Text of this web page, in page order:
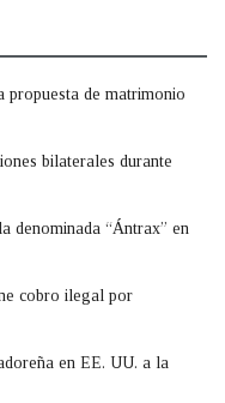
de matrimonio
bilaterales durante
denominada “Ántrax” en
cobro ilegal por
en EE. UU. a la